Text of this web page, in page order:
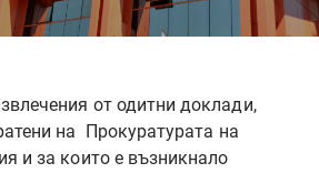
от одитни доклади,
на Прокуратурата на
и за които е възникнало